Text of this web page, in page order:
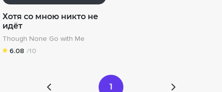
Хотя со мною никто не
идёт
Though None Go with Me
6.08 /10
1